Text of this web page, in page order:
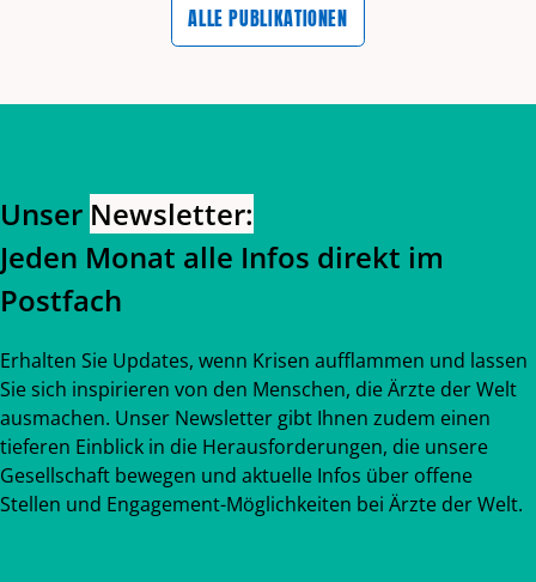
ALLE PUBLIKATIONEN
Unser Newsletter:
Jeden Monat alle Infos direkt im
Postfach
Erhalten Sie Updates, wenn Krisen aufflammen und lassen
Sie sich inspirieren von den Menschen, die Ärzte der Welt
ausmachen. Unser Newsletter gibt Ihnen zudem einen
tieferen Einblick in die Herausforderungen, die unsere
Gesellschaft bewegen und aktuelle Infos über offene
Stellen und Engagement-Möglichkeiten bei Ärzte der Welt.